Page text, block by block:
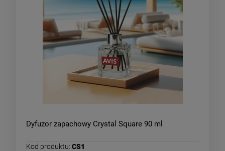
Dyfuzor zapachowy Crystal Square 90 ml
Kod produktu: CS1